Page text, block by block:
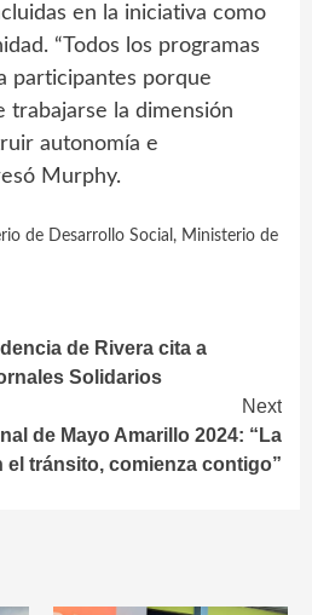
en la iniciativa como
“Todos los programas
participantes porque
trabajarse la dimensión
autonomía e
Murphy.
de Desarrollo Social , Ministerio de
de Rivera cita a
Solidarios
Next
de Mayo Amarillo 2024: “La
el tránsito, comienza contigo”